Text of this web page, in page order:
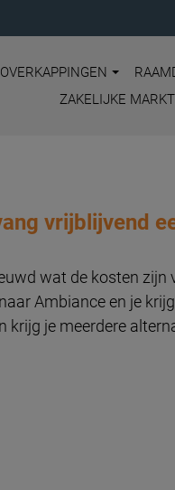
OVERKAPPINGEN
ZAKELIJKE MARKT
vrijblijvend
wat de kosten
Ambiance en je
krijg je meerdere